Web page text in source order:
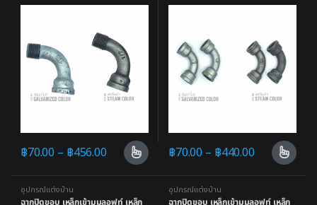
฿70.00 – ฿456.00 ฿70.00 – ฿440.00
อุปกรณ์แต่งบ้าน อุปกรณ์แต่งบ้าน